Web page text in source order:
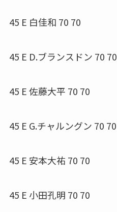
45 E 白佳和 70 70
45 E D.ブランスドン 70 70
45 E 佐藤大平 70 70
45 E G.チャルングン 70 70
45 E 安本大祐 70 70
45 E 小田孔明 70 70